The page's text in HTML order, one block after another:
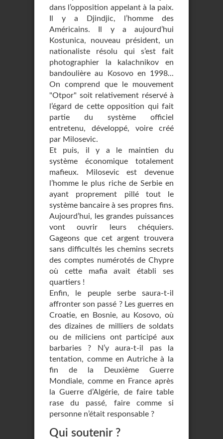
dans l’opposition appelant à la paix.
Il y a Djindjic, l’homme des
Américains. Il y a aujourd’hui
Kostunica, nouveau président, un
nationaliste résolu qui s’est fait
photographier la kalachnikov en
bandoulière au Kosovo en 1998...
On comprend que le mouvement
"Otpor" soit relativement réservé à
l’égard de cette opposition qui fait
partie du système officiel
entretenu, développé, voire créé
par Milosevic.
Et puis, il y a le maintien du
système économique totalement
mafieux. Milosevic est devenue
l’homme le plus riche de Serbie en
ayant proprement pillé tout le
système bancaire à ses propres fins.
Aujourd’hui, les grandes puissances
vont ouvrir leurs chéquiers.
Gageons que cet argent trouvera
sans difficultés les chemins secrets
des comptes numérotés de Chypre
où cette mafia avait établi ses
quartiers !
Enfin, le peuple serbe saura-t-il
affronter son passé ? Les guerres en
Croatie, en Bosnie, au Kosovo, où
des dizaines de milliers de soldats
ou de miliciens ont participé aux
barbaries ? N’y aura-t-il pas la
tentation, comme en Autriche à la
fin de la Deuxième Guerre
Mondiale, comme en France après
la Guerre d’Algérie, de faire table
rase du passé, faire comme si
personne n’était responsable ?
Qui soutenir ?